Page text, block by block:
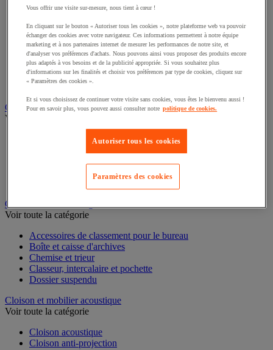
Éclairage scénique et architectural
Équipement audio et Hi-Fi
Matériel de projection et vidéoprojection
Sonorisation et enregistrement professionnels
Studio Web radio et vidéo
Système d'affichage dynamique et interactif
Télévision, lecteur DVD et Blu-ray
Chauffage, climatisation et traitement de l'air
Voir toute la catégorie
Traitement de l'air
Classement et archivage
Voir toute la catégorie
Accessoires de classement pour le bureau
Boîte et caisse d'archives
Chemise et trieur
Classeur, intercalaire et pochette
Dossier suspendu
Cloison et mobilier acoustique
Voir toute la catégorie
Cloison acoustique
Cloison anti-projection
Vous offrir une visite sur-mesure, nous tient à cœur !
En cliquant sur le bouton « Autoriser tous les cookies », notre plateforme web va pouvoir
échanger des cookies avec votre navigateur. Ces informations permettent à notre équipe
marketing et à nos partenaires internet de mesurer les performances de notre site, et
d'analyser vos préférences d'achats. Nous pouvons ainsi vous proposer des produits encore
plus adaptés à vos besoins et de la publicité appropriée. Si vous souhaitez plus
d'informations sur les finalités et choisir vos préférences par type de cookies, cliquez sur
« Paramètres des cookies ».
Et si vous choisissez de continuer votre visite sans cookies, vous êtes le bienvenu aussi !
Pour en savoir plus, vous pouvez aussi consulter notre politique de cookies.
Autoriser tous les cookies
Paramètres des cookies